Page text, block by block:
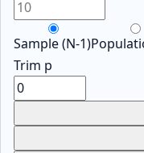
Sample (N-1)
Trim p